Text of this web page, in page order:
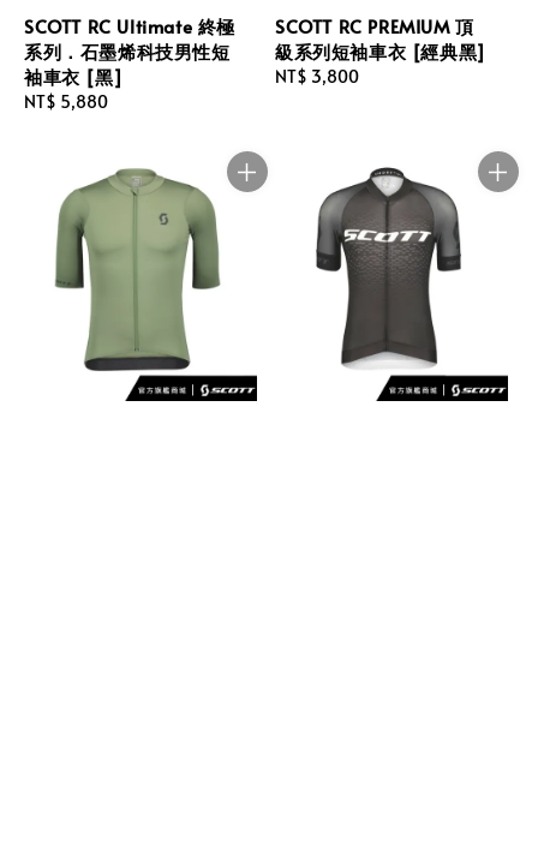
SCOTT RC Ultimate 終極
系列．石墨烯科技男性短
袖車衣 [黑]
Regular
NT$ 5,880
SCOTT RC PREMIUM 頂
級系列短袖車衣 [經典黑]
Regular
NT$ 3,800